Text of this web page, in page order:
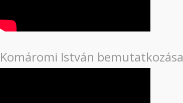
Komáromi István bemutatkozása